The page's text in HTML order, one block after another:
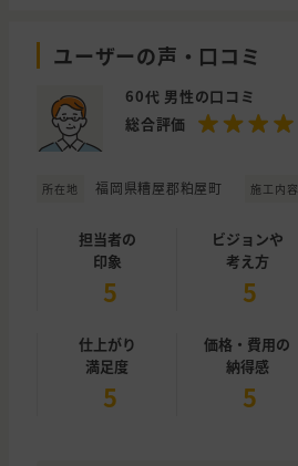
ユーザーの声・口コミ
60代 男性の口コミ
総合評価
所在地 福岡県糟屋郡粕屋町 施工内容
担当者の
印象
5
ビジョンや
考え方
5
仕上がり
満足度
5
価格・費用の
納得感
5